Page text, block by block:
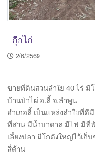
กุีกไก่
2/6/2569
ขายที่ดินสวนลำใย 40 ไร่ มี
บ้านป่าไผ่ อ.ลี้ จ.ลำพูน
อำเภอลี้ เป็นแหล่งลำใยที่
ที่สวน มีน้ำบาดาล มีไฟ มีที่
เลี้ยงปลา มีโกดังใหญ่ไว้เก็
สี่ด้าน